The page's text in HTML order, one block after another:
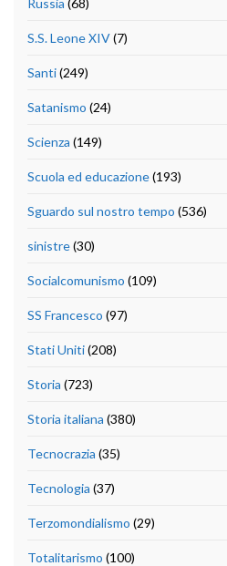
S.S. Leone XIV(7)
Santi(249)
Satanismo (24)
Scienza (149)
Scuola ed educazione(193)
Sguardo sul nostro tempo (536)
sinistre(30)
Socialcomunismo (109)
SS Francesco (97)
Stati Uniti(208)
Storia (723)
Storia italiana (380)
Tecnocrazia (35)
Tecnologia (37)
Terzomondialismo (29)
Totalitarismo (100)